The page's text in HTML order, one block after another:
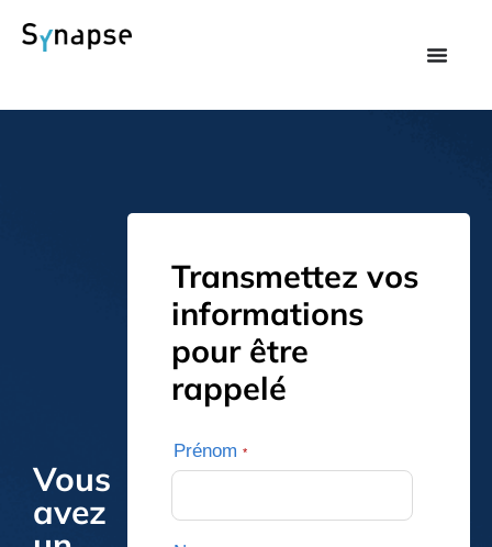
Vous
avez
Transmettez vos
informations
pour être
rappelé
Prénom *